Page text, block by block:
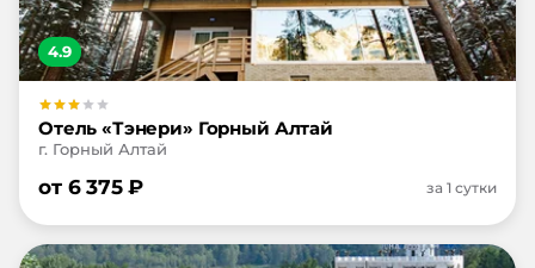
4.9
Отель «Тэнери» Горный Алтай
г. Горный Алтай
от 6 375₽ за 1 сутки